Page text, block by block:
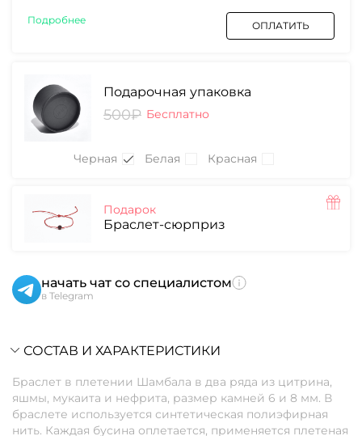
Подробнее ОПЛАТИТЬ
Подарочная упаковка
500₽ Бесплатно
Черная Белая Красная
Подарок
Браслет-сюрприз
начать чат со специалистом
в Telegram
СОСТАВ И ХАРАКТЕРИСТИКИ
Браслет в плетении Шамбала в два ряда из цитрина,
яшмы, мукаита и нефрита, размер камней 6 и 8 мм. В
браслете используется синтетическая полиэфирная
нить. Каждая бусина оплетается, применяется плетеная